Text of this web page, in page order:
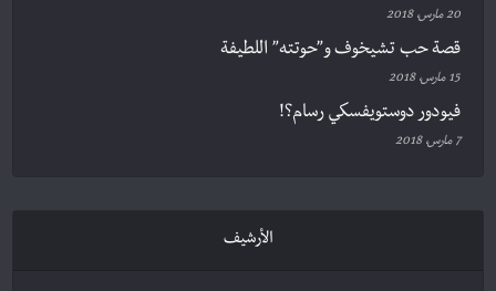
20 مارس، 2018
قصة حب تشيخوف و”حوتته” اللطيفة
15 مارس، 2018
فيودور دوستويفسكي رسام؟!
7 مارس، 2018
الأرشيف